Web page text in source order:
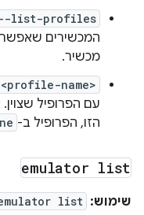
list-profiles
המכשירים
מכשיר.
name>
עם הפרופיל
הזו, הפרופיל ב-
emulator list
שימוש: list